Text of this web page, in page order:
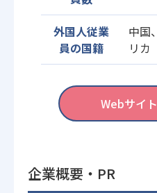
外国人従業
員の国籍
中国
リカ
Webサイ
企業概要・PR